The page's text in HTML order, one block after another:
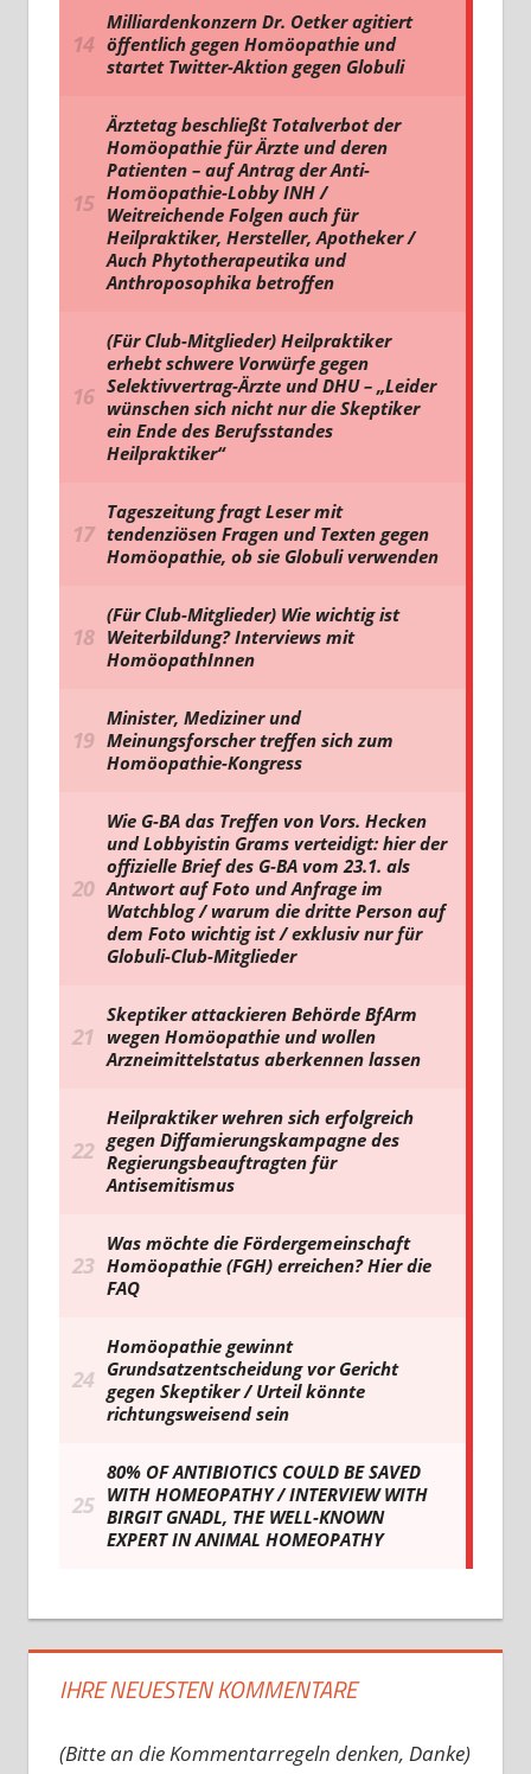
IHRE NEUESTEN KOMMENTARE
(Bitte an die Kommentarregeln denken, Danke)